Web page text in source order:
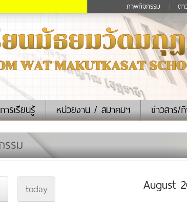
ภาพกิจกรรม ดา
รเรียนรู้ หน่วยงาน / สมาคมฯ ข่าวสาร/
รม
today August